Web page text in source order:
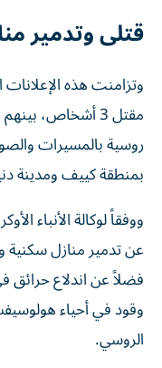
قتلى وتدمير
وتزامنت هذه الإعلانات
روسية بالمسيرات
بمنطقة كييف ومدينة
ووفقاً لوكالة الأنباء
عن تدمير منازل سكنية
فضلاً عن اندلاع
وقود في أحياء
الروسي.